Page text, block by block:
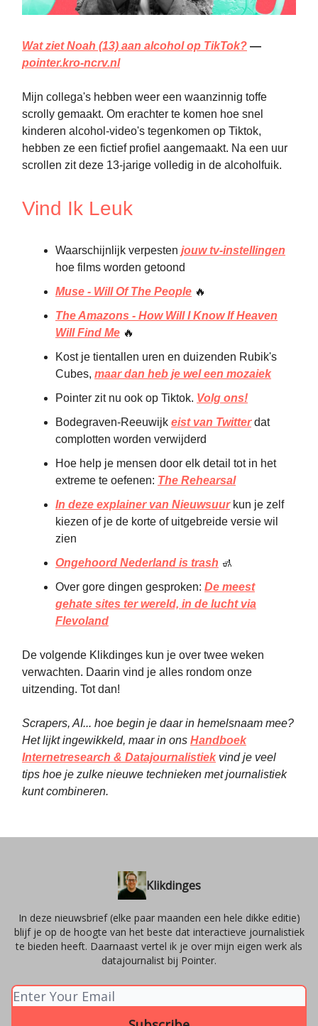
Wat ziet Noah (13) aan alcohol op TikTok? —
pointer.kro-ncrv.nl
Mijn collega's hebben weer een waanzinnig toffe
scrolly gemaakt. Om erachter te komen hoe snel
kinderen alcohol-video's tegenkomen op Tiktok,
hebben ze een fictief profiel aangemaakt. Na een uur
scrollen zit deze 13-jarige volledig in de alcoholfuik.
Vind Ik Leuk
Waarschijnlijk verpesten jouw tv-instellingen
hoe films worden getoond
Muse - Will Of The People 🔥
The Amazons - How Will I Know If Heaven
Will Find Me 🔥
Kost je tientallen uren en duizenden Rubik's
Cubes, maar dan heb je wel een mozaiek
Pointer zit nu ook op Tiktok. Volg ons!
Bodegraven-Reeuwijk eist van Twitterdat
complotten worden verwijderd
Hoe help je mensen door elk detail tot in het
extreme te oefenen: The Rehearsal
In deze explainer van Nieuwsuurkun je zelf
kiezen of je de korte of uitgebreide versie wil
zien
Ongehoord Nederland is trash 🚮
Over gore dingen gesproken: De meest
gehate sites ter wereld, in de lucht via
Flevoland
De volgende Klikdinges kun je over twee weken
verwachten. Daarin vind je alles rondom onze
uitzending. Tot dan!
Scrapers, AI... hoe begin je daar in hemelsnaam mee?
Het lijkt ingewikkeld, maar in ons Handboek
Internetresearch & Datajournalistiekvind je veel
tips hoe je zulke nieuwe technieken met journalistiek
kunt combineren.
Klikdinges
In deze nieuwsbrief (elke paar maanden een hele dikke editie)
blijf je op de hoogte van het beste dat interactieve journalistiek
te bieden heeft. Daarnaast vertel ik je over mijn eigen werk als
datajournalist bij Pointer.